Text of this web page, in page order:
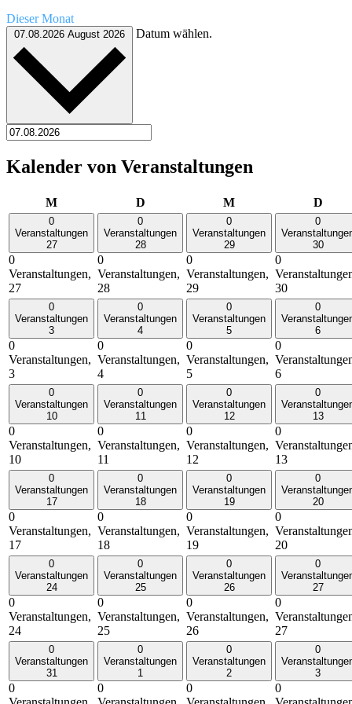
Dieser Monat
07.08.2026 August 2026 Datum wählen.
Kalender von Veranstaltungen
MMontag DDienstag MMittwoch D
0
Veranstaltungen
27
0
Veranstaltungen,
27
0
Veranstaltungen
28
0
Veranstaltungen,
28
0
Veranstaltungen
29
0
Veranstaltungen,
29
0
30
0
30
0
Veranstaltungen
3
0
Veranstaltungen,
3
0
Veranstaltungen
4
0
Veranstaltungen,
4
0
Veranstaltungen
5
0
Veranstaltungen,
5
0
6
0
6
0
Veranstaltungen
10
0
Veranstaltungen,
10
0
Veranstaltungen
11
0
Veranstaltungen,
11
0
Veranstaltungen
12
0
Veranstaltungen,
12
0
13
0
13
0
Veranstaltungen
17
0
Veranstaltungen,
17
0
Veranstaltungen
18
0
Veranstaltungen,
18
0
Veranstaltungen
19
0
Veranstaltungen,
19
0
20
0
20
0
Veranstaltungen
24
0
Veranstaltungen,
24
0
Veranstaltungen
25
0
Veranstaltungen,
25
0
Veranstaltungen
26
0
Veranstaltungen,
26
0
27
0
27
0
Veranstaltungen
31
0
0
Veranstaltungen
1
0
0
Veranstaltungen
2
0
0
3
0